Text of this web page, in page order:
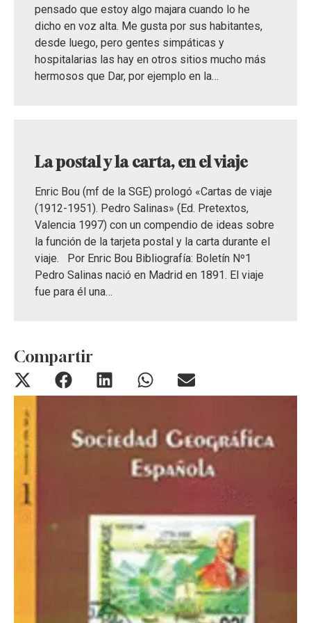
pensado que estoy algo majara cuando lo he
dicho en voz alta. Me gusta por sus habitantes,
desde luego, pero gentes simpáticas y
hospitalarias las hay en otros sitios mucho más
hermosos que Dar, por ejemplo en la…
La postal y la carta, en el viaje
Enric Bou (mf de la SGE) prologó «Cartas de viaje
(1912-1951). Pedro Salinas» (Ed. Pretextos,
Valencia 1997) con un compendio de ideas sobre
la función de la tarjeta postal y la carta durante el
viaje. Por Enric Bou Bibliografía: Boletín Nº1
Pedro Salinas nació en Madrid en 1891. El viaje
fue para él una…
Compartir